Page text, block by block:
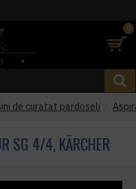
0
de curatat pardoseli
SG 4/4, KÄRCHER